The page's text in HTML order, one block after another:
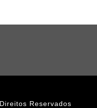
Reservados